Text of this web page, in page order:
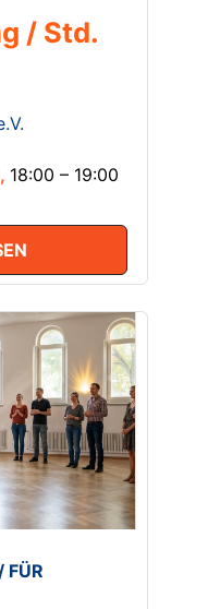
/ Std.
18:00 – 19:00
FÜR